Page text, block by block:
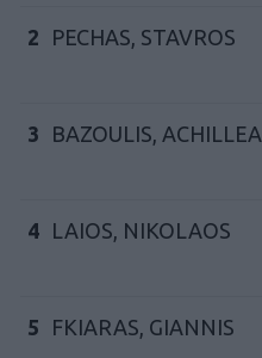
2 PECHAS, STAVROS
3 BAZOULIS,
4 LAIOS, NIKOLAOS
5 FKIARAS, GIANNIS